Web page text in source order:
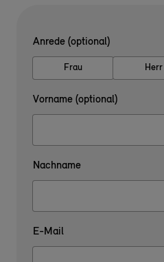
Anrede (optional)
Frau Herr
Vorname (optional)
Nachname
E-Mail